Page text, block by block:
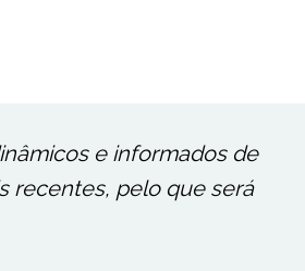
e informados de
recentes, pelo que será